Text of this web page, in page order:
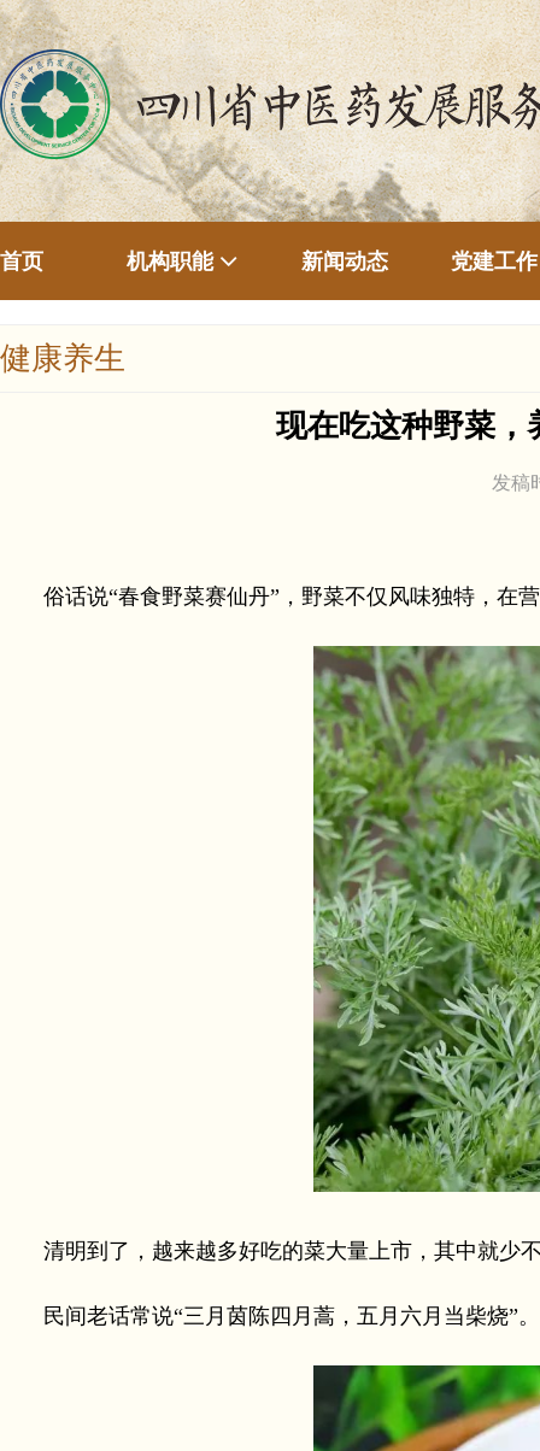
首页 机构职能 新闻动态 党建工作
健康养生
现在吃这种野菜，
发稿
俗话说“春食野菜赛仙丹”，野菜不仅风味独特，在
清明到了，越来越多好吃的菜大量上市，其中就少
民间老话常说“三月茵陈四月蒿，五月六月当柴烧”